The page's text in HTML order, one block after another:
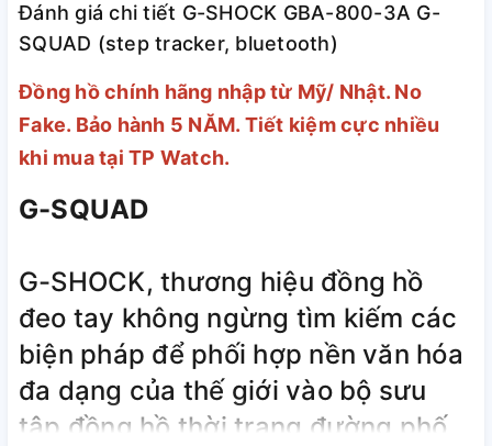
Đánh giá chi tiết G-SHOCK GBA-800-3A G-
SQUAD (step tracker, bluetooth)
Đồng hồ chính hãng nhập từ Mỹ/ Nhật. No
Fake. Bảo hành 5 NĂM. Tiết kiệm cực nhiều
khi mua tại TP Watch.
G-SQUAD
G-SHOCK, thương hiệu đồng hồ
đeo tay không ngừng tìm kiếm các
biện pháp để phối hợp nền văn hóa
đa dạng của thế giới vào bộ sưu
tập đồng hồ thời trang đường phố,